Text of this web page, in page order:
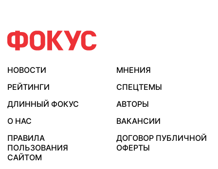
НОВОСТИ
МНЕНИЯ
РЕЙТИНГИ
СПЕЦТЕМЫ
ДЛИННЫЙ ФОКУС
АВТОРЫ
О НАС
ВАКАНСИИ
ПРАВИЛА
ПОЛЬЗОВАНИЯ
САЙТОМ
ДОГОВОР ПУБЛИЧНОЙ
ОФЕРТЫ